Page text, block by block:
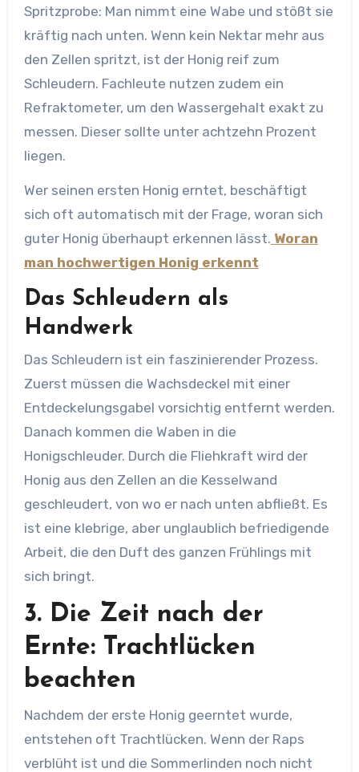
Spritzprobe: Man nimmt eine Wabe und stößt sie
kräftig nach unten. Wenn kein Nektar mehr aus
den Zellen spritzt, ist der Honig reif zum
Schleudern. Fachleute nutzen zudem ein
Refraktometer, um den Wassergehalt exakt zu
messen. Dieser sollte unter achtzehn Prozent
liegen.
Wer seinen ersten Honig erntet, beschäftigt
sich oft automatisch mit der Frage, woran sich
guter Honig überhaupt erkennen lässt. Woran
man hochwertigen Honig erkennt
Das Schleudern als
Handwerk
Das Schleudern ist ein faszinierender Prozess.
Zuerst müssen die Wachsdeckel mit einer
Entdeckelungsgabel vorsichtig entfernt werden.
Danach kommen die Waben in die
Honigschleuder. Durch die Fliehkraft wird der
Honig aus den Zellen an die Kesselwand
geschleudert, von wo er nach unten abfließt. Es
ist eine klebrige, aber unglaublich befriedigende
Arbeit, die den Duft des ganzen Frühlings mit
sich bringt.
3. Die Zeit nach der
Ernte: Trachtlücken
beachten
Nachdem der erste Honig geerntet wurde,
entstehen oft Trachtlücken. Wenn der Raps
verblüht ist und die Sommerlinden noch nicht